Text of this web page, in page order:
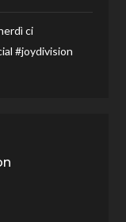
ci
#joydivision